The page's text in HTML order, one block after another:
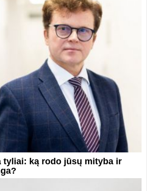
tyliai: ką rodo jūsų mityba ir